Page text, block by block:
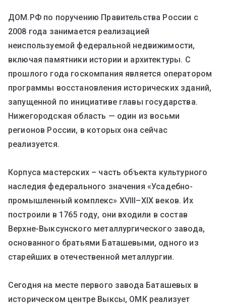
ДОМ.РФ по поручению Правительства России с
2008 года занимается реализацией
неиспользуемой федеральной недвижимости,
включая памятники истории и архитектуры. С
прошлого года госкомпания является оператором
программы восстановления исторических зданий,
запущенной по инициативе главы государства.
Нижегородская область — один из восьми
регионов России, в которых она сейчас
реализуется.
Корпуса мастерских – часть объекта культурного
наследия федерального значения «Усадебно-
промышленный комплекс» XVIII–XIX веков. Их
построили в 1765 году, они входили в состав
Верхне-Выксунского металлургического завода,
основанного братьями Баташевыми, одного из
старейших в отечественной металлургии.
Сегодня на месте первого завода Баташевых в
историческом центре Выксы, ОМК реализует